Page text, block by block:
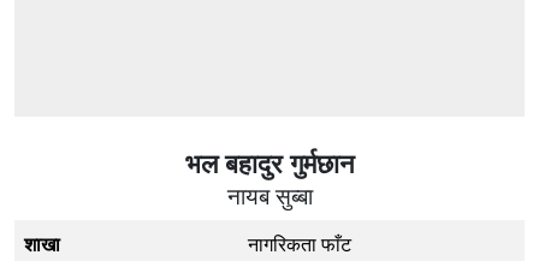
भल बहादुर गुर्मछान
नायब सुब्बा
शाखा
नागरिकता फाँट